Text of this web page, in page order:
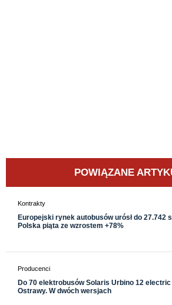
POWIĄZANE
Kontrakty
Europejski rynek autobusów urósł do 27.742
Polska piąta ze wzrostem +78%
Producenci
Do 70 elektrobusów Solaris Urbino 12 electric
Ostrawy. W dwóch wersjach